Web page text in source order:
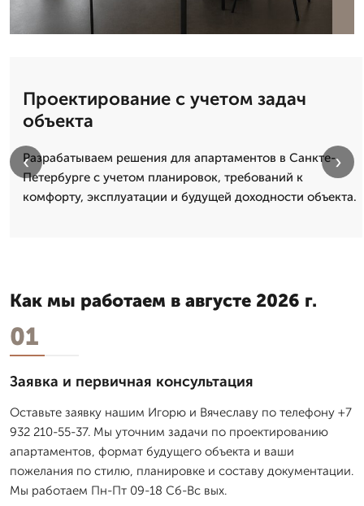
Проектирование с учетом задач
объекта
Разрабатываем решения для апартаментов в Санкте-
Петербурге с учетом планировок, требований к
комфорту, эксплуатации и будущей доходности объекта.
‹ ›
Как мы работаем в августе 2026 г.
01
Заявка и первичная консультация
Оставьте заявку нашим Игорю и Вячеславу по телефону +7
932 210-55-37. Мы уточним задачи по проектированию
апартаментов, формат будущего объекта и ваши
пожелания по стилю, планировке и составу документации.
Мы работаем Пн-Пт 09-18 Сб-Вс вых.